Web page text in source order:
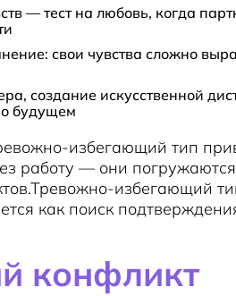
— тест на любовь, когда
свои чувства сложно
создание искусственной
о будущем
избегающий тип
работу — они
избегающий
как поиск
конфликт